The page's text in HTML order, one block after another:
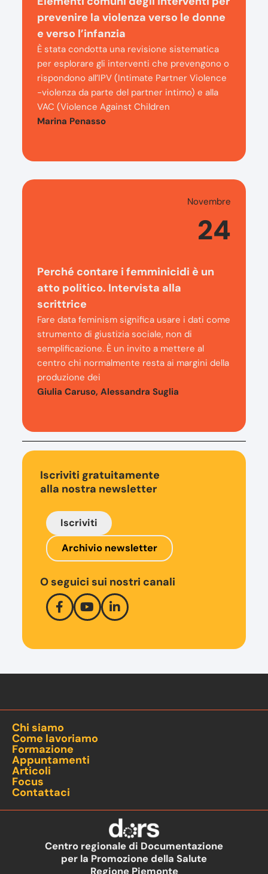
prevenire la violenza verso le donne
e verso l’infanzia
È stata condotta una revisione sistematica
per esplorare gli interventi che prevengono o
rispondono all’IPV (Intimate Partner Violence
-violenza da parte del partner intimo) e alla
VAC (Violence Against Children
Marina Penasso
Novembre
24
Perché contare i femminicidi è un
atto politico. Intervista alla
scrittrice
Fare data feminism significa usare i dati come
strumento di giustizia sociale, non di
semplificazione. È un invito a mettere al
centro chi normalmente resta ai margini della
produzione dei
Giulia Caruso, Alessandra Suglia
Iscriviti gratuitamente
alla nostra newsletter
Iscriviti
Archivio newsletter
O seguici sui nostri canali
Chi siamo
Come lavoriamo
Formazione
Appuntamenti
Articoli
Focus
Contattaci
Centro regionale di Documentazione
per la Promozione della Salute
Regione Piemonte